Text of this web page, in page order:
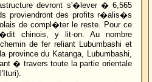
devront s'�lever � 6,565
proviendront des profits r�alis�s
de compl�ter le reste. Pour ce
chinois, y lit-on. Au nombre
de fer reliant Lubumbashi et
province du Katanga, Lubumbashi,
� travers toute la partie orientale